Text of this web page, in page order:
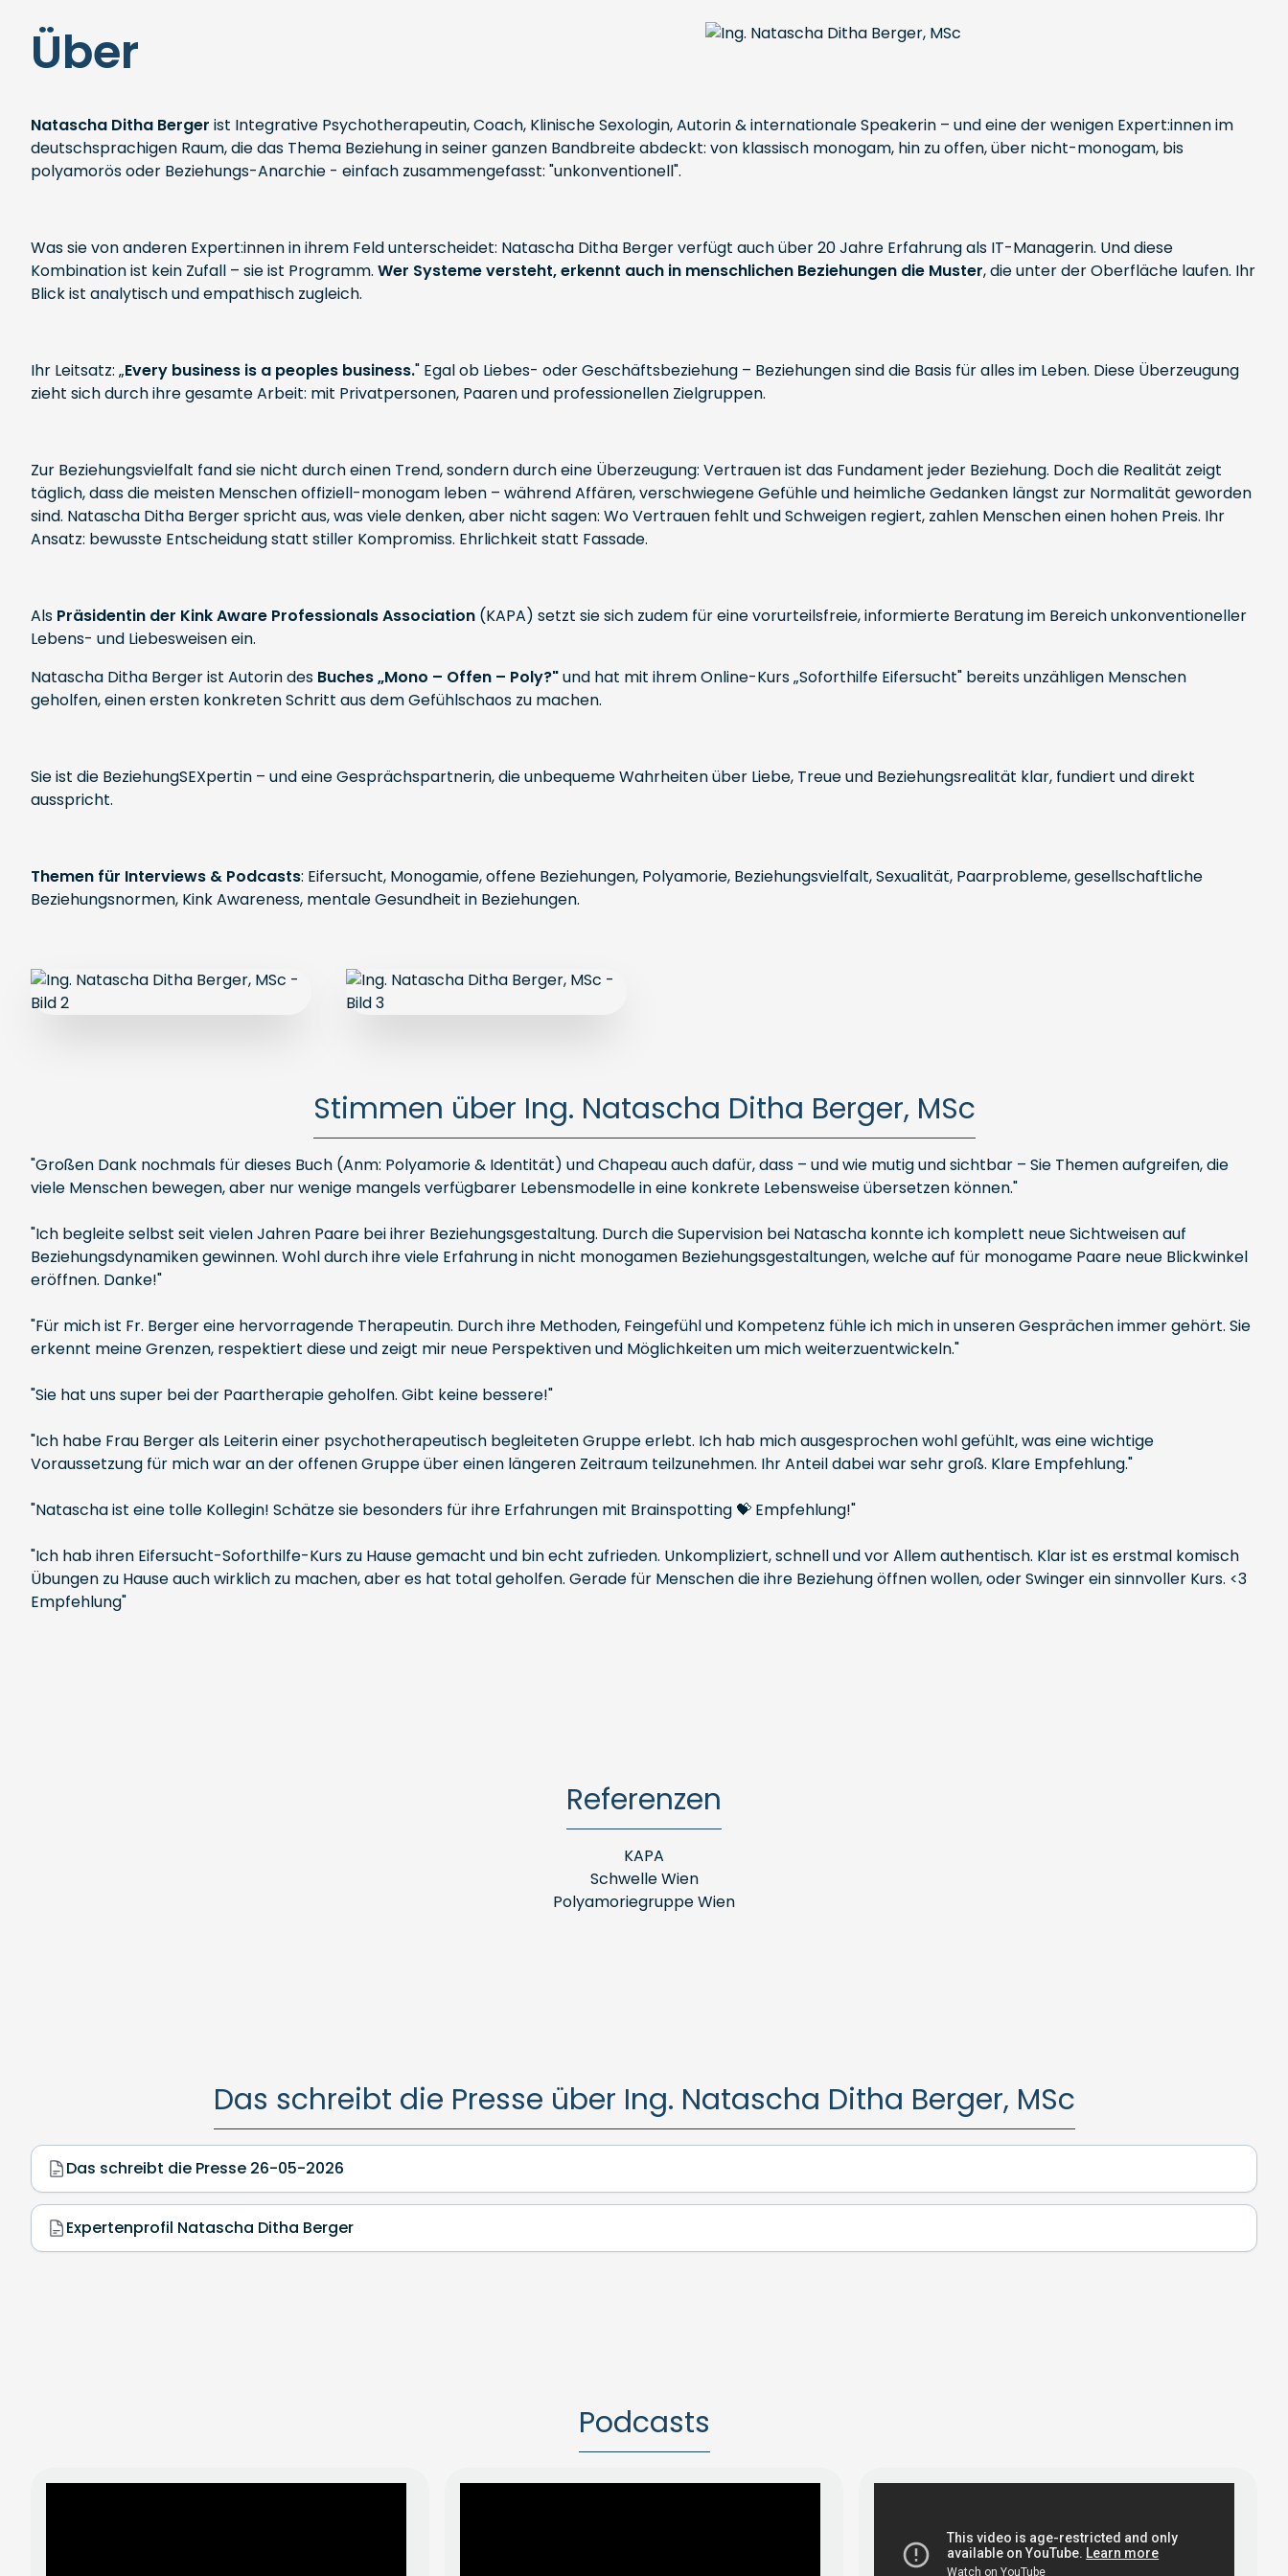
Über
Natascha Ditha Berger ist Integrative Psychotherapeutin, Coach, Klinische Sexologin, Autorin & internationale Speakerin – und eine der wenigen Expert:innen im
deutschsprachigen Raum, die das Thema Beziehung in seiner ganzen Bandbreite abdeckt: von klassisch monogam, hin zu offen, über nicht-monogam, bis
polyamorös oder Beziehungs-Anarchie - einfach zusammengefasst: "unkonventionell".
Was sie von anderen Expert:innen in ihrem Feld unterscheidet: Natascha Ditha Berger verfügt auch über 20 Jahre Erfahrung als IT-Managerin. Und diese
Kombination ist kein Zufall – sie ist Programm. Wer Systeme versteht, erkennt auch in menschlichen Beziehungen die Muster, die unter der Oberfläche laufen. Ihr
Blick ist analytisch und empathisch zugleich.
Ihr Leitsatz: „Every business is a peoples business." Egal ob Liebes- oder Geschäftsbeziehung – Beziehungen sind die Basis für alles im Leben. Diese Überzeugung
zieht sich durch ihre gesamte Arbeit: mit Privatpersonen, Paaren und professionellen Zielgruppen.
Zur Beziehungsvielfalt fand sie nicht durch einen Trend, sondern durch eine Überzeugung: Vertrauen ist das Fundament jeder Beziehung. Doch die Realität zeigt
täglich, dass die meisten Menschen offiziell-monogam leben – während Affären, verschwiegene Gefühle und heimliche Gedanken längst zur Normalität geworden
sind. Natascha Ditha Berger spricht aus, was viele denken, aber nicht sagen: Wo Vertrauen fehlt und Schweigen regiert, zahlen Menschen einen hohen Preis. Ihr
Ansatz: bewusste Entscheidung statt stiller Kompromiss. Ehrlichkeit statt Fassade.
Als Präsidentin der Kink Aware Professionals Association (KAPA) setzt sie sich zudem für eine vorurteilsfreie, informierte Beratung im Bereich unkonventioneller
Lebens- und Liebesweisen ein.
Natascha Ditha Berger ist Autorin des Buches „Mono – Offen – Poly?"und hat mit ihrem Online-Kurs „Soforthilfe Eifersucht" bereits unzähligen Menschen
geholfen, einen ersten konkreten Schritt aus dem Gefühlschaos zu machen.
Sie ist die BeziehungSEXpertin – und eine Gesprächspartnerin, die unbequeme Wahrheiten über Liebe, Treue und Beziehungsrealität klar, fundiert und direkt
ausspricht.
Themen für Interviews & Podcasts: Eifersucht, Monogamie, offene Beziehungen, Polyamorie, Beziehungsvielfalt, Sexualität, Paarprobleme, gesellschaftliche
Beziehungsnormen, Kink Awareness, mentale Gesundheit in Beziehungen.
Stimmen über Ing. Natascha Ditha Berger, MSc
"Großen Dank nochmals für dieses Buch (Anm: Polyamorie & Identität) und Chapeau auch dafür, dass – und wie mutig und sichtbar – Sie Themen aufgreifen, die
viele Menschen bewegen, aber nur wenige mangels verfügbarer Lebensmodelle in eine konkrete Lebensweise übersetzen können."
"Ich begleite selbst seit vielen Jahren Paare bei ihrer Beziehungsgestaltung. Durch die Supervision bei Natascha konnte ich komplett neue Sichtweisen auf
Beziehungsdynamiken gewinnen. Wohl durch ihre viele Erfahrung in nicht monogamen Beziehungsgestaltungen, welche auf für monogame Paare neue Blickwinkel
eröffnen. Danke!"
"Für mich ist Fr. Berger eine hervorragende Therapeutin. Durch ihre Methoden, Feingefühl und Kompetenz fühle ich mich in unseren Gesprächen immer gehört. Sie
erkennt meine Grenzen, respektiert diese und zeigt mir neue Perspektiven und Möglichkeiten um mich weiterzuentwickeln."
"Sie hat uns super bei der Paartherapie geholfen. Gibt keine bessere!"
"Ich habe Frau Berger als Leiterin einer psychotherapeutisch begleiteten Gruppe erlebt. Ich hab mich ausgesprochen wohl gefühlt, was eine wichtige
Voraussetzung für mich war an der offenen Gruppe über einen längeren Zeitraum teilzunehmen. Ihr Anteil dabei war sehr groß. Klare Empfehlung."
"Natascha ist eine tolle Kollegin! Schätze sie besonders für ihre Erfahrungen mit Brainspotting 💝 Empfehlung!"
"Ich hab ihren Eifersucht-Soforthilfe-Kurs zu Hause gemacht und bin echt zufrieden. Unkompliziert, schnell und vor Allem authentisch. Klar ist es erstmal komisch
Übungen zu Hause auch wirklich zu machen, aber es hat total geholfen. Gerade für Menschen die ihre Beziehung öffnen wollen, oder Swinger ein sinnvoller Kurs. <3
Empfehlung"
Referenzen
KAPA
Schwelle Wien
Polyamoriegruppe Wien
Das schreibt die Presse über Ing. Natascha Ditha Berger, MSc
Das schreibt die Presse 26-05-2026
Expertenprofil Natascha Ditha Berger
Podcasts